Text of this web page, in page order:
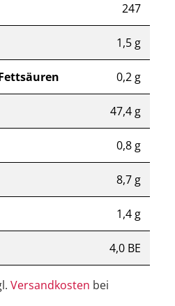
247
1,5 g
0,2 g
47,4 g
0,8 g
8,7 g
1,4 g
4,0 BE
Versandkosten bei